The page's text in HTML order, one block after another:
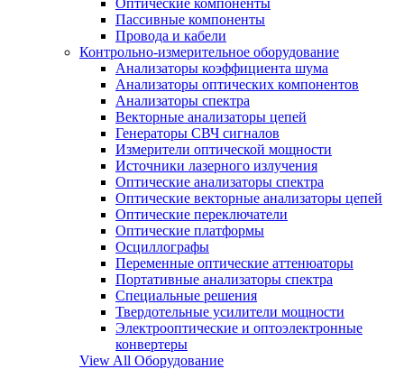
Оптические компоненты
Пассивные компоненты
Провода и кабели
Контрольно-измерительное оборудование
Анализаторы коэффициента шума
Анализаторы оптических компонентов
Анализаторы спектра
Векторные анализаторы цепей
Генераторы СВЧ сигналов
Измерители оптической мощности
Источники лазерного излучения
Оптические анализаторы спектра
Оптические векторные анализаторы цепей
Оптические переключатели
Оптические платформы
Осциллографы
Переменные оптические аттенюаторы
Портативные анализаторы спектра
Специальные решения
Твердотельные усилители мощности
Электрооптические и оптоэлектронные
конвертеры
View All Оборудование